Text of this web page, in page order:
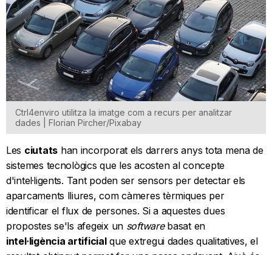
Ctrl4enviro utilitza la imatge com a recurs per analitzar
dades | Florian Pircher/Pixabay
Les ciutats han incorporat els darrers anys tota mena de
sistemes tecnològics que les acosten al concepte
d'intel·ligents. Tant poden ser sensors per detectar els
aparcaments lliures, com càmeres tèrmiques per
identificar el flux de persones. Si a aquestes dues
propostes se'ls afegeix un softwarebasat en
intel·ligència artificialque extregui dades qualitatives, el